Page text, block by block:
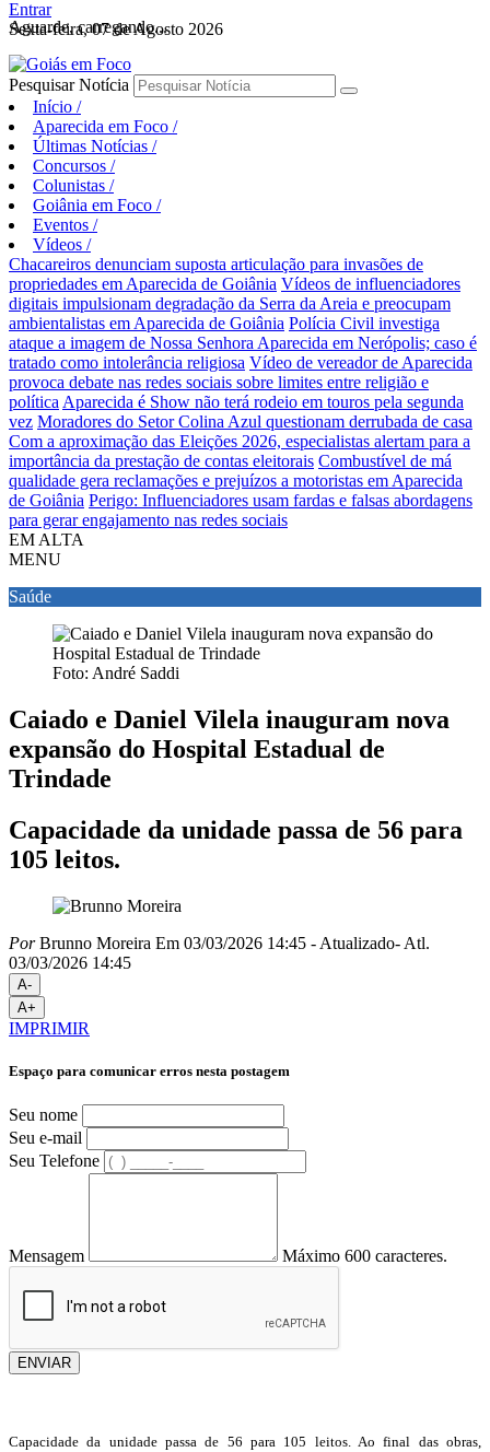
Aguarde, carregando...
Entrar
Sexta-feira, 07 de Agosto 2026
Pesquisar Notícia
Início /
Aparecida em Foco /
Últimas Notícias /
Concursos /
Colunistas /
Goiânia em Foco /
Eventos /
Vídeos /
Chacareiros denunciam suposta articulação para invasões de
propriedades em Aparecida de Goiânia Vídeos de influenciadores
digitais impulsionam degradação da Serra da Areia e preocupam
ambientalistas em Aparecida de Goiânia Polícia Civil investiga
ataque a imagem de Nossa Senhora Aparecida em Nerópolis; caso é
tratado como intolerância religiosa Vídeo de vereador de Aparecida
provoca debate nas redes sociais sobre limites entre religião e
política Aparecida é Show não terá rodeio em touros pela segunda
vez Moradores do Setor Colina Azul questionam derrubada de casa
Com a aproximação das Eleições 2026, especialistas alertam para a
importância da prestação de contas eleitorais Combustível de má
qualidade gera reclamações e prejuízos a motoristas em Aparecida
de Goiânia Perigo: Influenciadores usam fardas e falsas abordagens
para gerar engajamento nas redes sociais
EM ALTA
MENU
Saúde
Foto: André Saddi
Caiado e Daniel Vilela inauguram nova
expansão do Hospital Estadual de
Trindade
Capacidade da unidade passa de 56 para
105 leitos.
PorBrunno Moreira Em 03/03/2026 14:45 - Atualizado- Atl.
03/03/2026 14:45
A-
A+
IMPRIMIR
Espaço para comunicar erros nesta postagem
Seu nome
Seu e-mail
Seu Telefone
Mensagem Máximo 600 caracteres.
ENVIAR
Capacidade da unidade passa de 56 para 105 leitos. Ao final das obras,